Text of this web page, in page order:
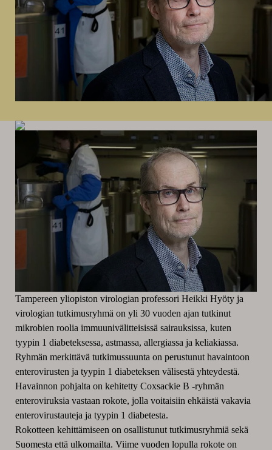
Tampereen yliopiston virologian professori Heikki Hyöty ja
virologian tutkimusryhmä on yli 30 vuoden ajan tutkinut
mikrobien roolia immuunivälitteisissä sairauksissa, kuten
tyypin 1 diabeteksessa, astmassa, allergiassa ja keliakiassa.
Ryhmän merkittävä tutkimussuunta on perustunut havaintoon
enterovirusten ja tyypin 1 diabeteksen välisestä yhteydestä.
Havainnon pohjalta on kehitetty Coxsackie B -ryhmän
enteroviruksia vastaan rokote, jolla voitaisiin ehkäistä vakavia
enterovirustauteja ja tyypin 1 diabetesta.
Rokotteen kehittämiseen on osallistunut tutkimusryhmiä sekä
Suomesta että ulkomailta. Viime vuoden lopulla rokote on